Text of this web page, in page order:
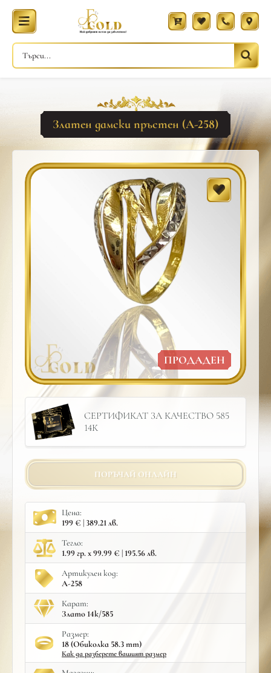
Златен дамски пръстен (A-258)
ПРОДАДЕН
СЕРТИФИКАТ ЗА КАЧЕСТВО 585
14К
ПОРЪЧАЙ ОНЛАЙН
Цена:
199 € | 389.21 лв.
Тегло:
1.99 гр. x 99.99 € | 195.56 лв.
Артикулен код:
A-258
Карат:
Злато 14к/585
Размер:
18 (Обиколка 58.3 mm)
Как да разберете вашият размер